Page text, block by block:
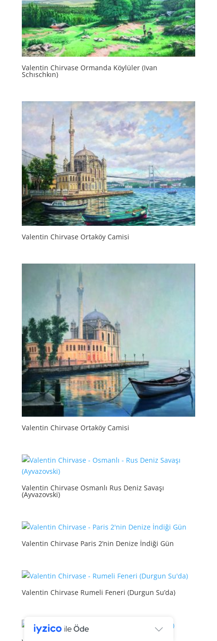
Valentin Chirvase Ormanda Köylüler (Ivan
Schıschkın)
Valentin Chirvase Ortaköy Camisi
Valentin Chirvase Ortaköy Camisi
Valentin Chirvase Osmanlı Rus Deniz Savaşı
(Ayvazovski)
Valentin Chirvase Paris 2’nin Denize İndiği Gün
Valentin Chirvase Rumeli Feneri (Durgun Su’da)